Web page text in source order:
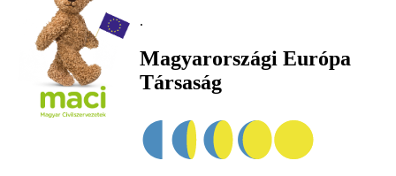
.
Magyarországi Európa
Társaság